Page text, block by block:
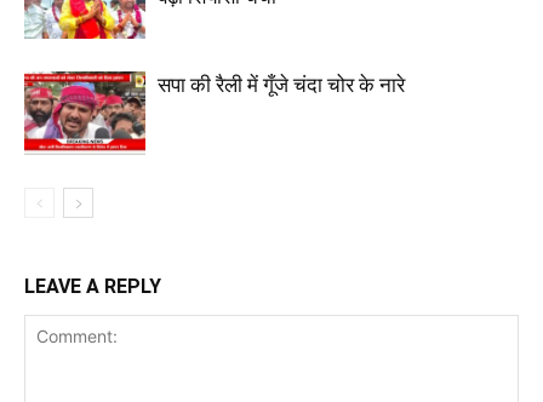
सपा की रैली में गूँजे चंदा चोर के नारे
LEAVE A REPLY